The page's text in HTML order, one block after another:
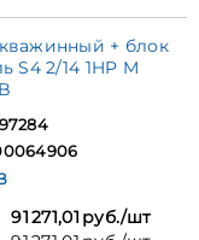
+ блок
S4 2/14 1HP M
91 271,01 руб./шт